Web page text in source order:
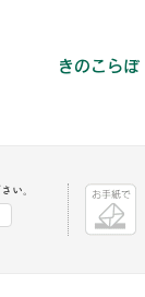
きのこらぼ
い。